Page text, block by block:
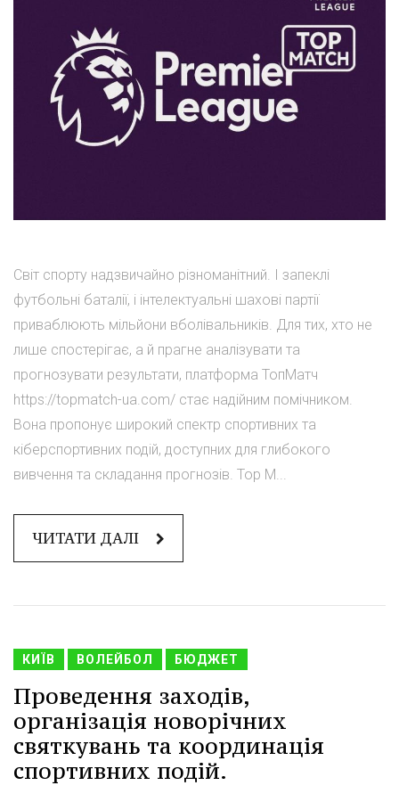
Світ спорту надзвичайно різноманітний. І запеклі
футбольні баталії, і інтелектуальні шахові партії
приваблюють мільйони вболівальників. Для тих, хто не
лише спостерігає, а й прагне аналізувати та
прогнозувати результати, платформа ТопМатч
https://topmatch-ua.com/ стає надійним помічником.
Вона пропонує широкий спектр спортивних та
кіберспортивних подій, доступних для глибокого
вивчення та складання прогнозів. Top M...
ЧИТАТИ ДАЛІ
КИЇВ ВОЛЕЙБОЛ БЮДЖЕТ
Проведення заходів,
організація новорічних
святкувань та координація
спортивних подій.